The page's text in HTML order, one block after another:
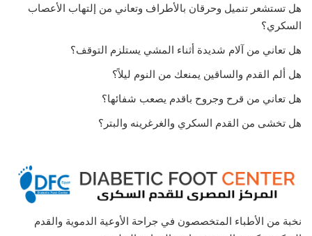
هل تستشعر تنميل وحرقان بالأطراف وتعاني من إلتهاب الأعصاب
السكري؟
هل تعاني من آلام شديدة أثناء المشي يستلزم التوقف؟
هل ألم القدم والساقين يمنعك من النوم ليلاً؟
هل تعاني من قرح وجروح باقدم يصعب شفائها؟
هل تخشى من القدم السكري والغرغرينه والبتر؟
نخبة من الأطباء المتخصصون في جراحة الأوعية الدموية والقدم